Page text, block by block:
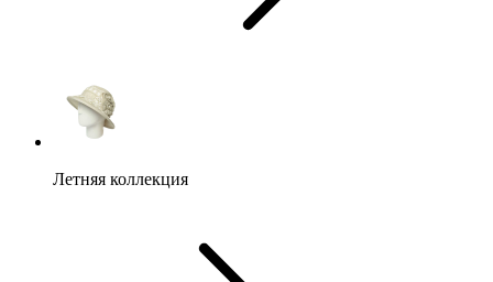
Летняя коллекция